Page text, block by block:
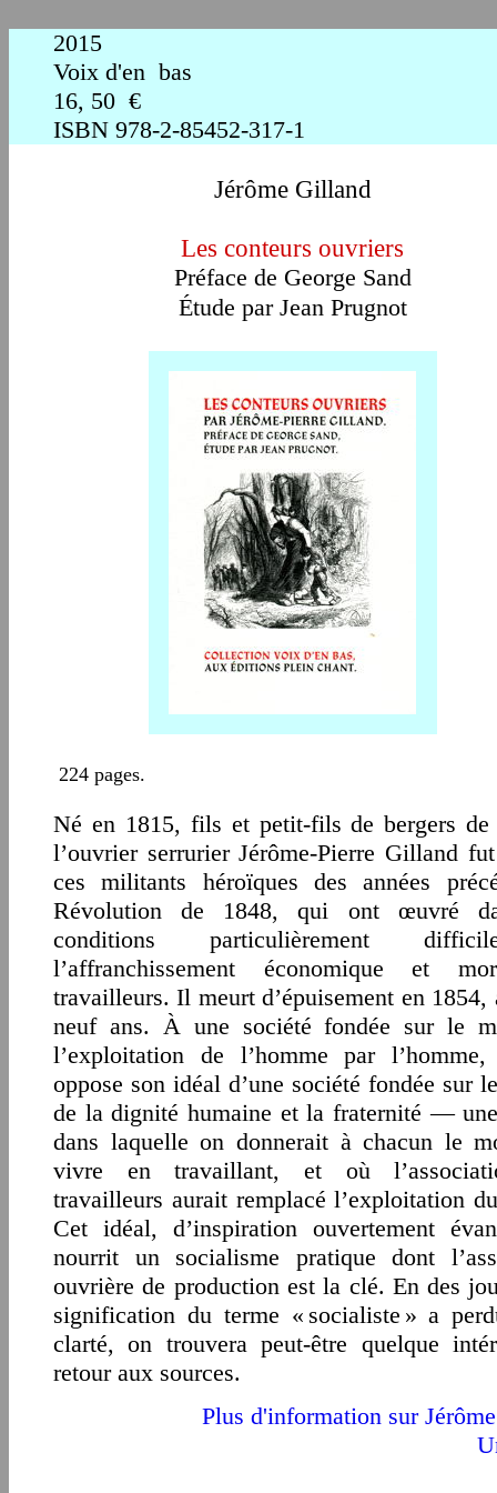
2015
Voix d'en bas
16, 50 €
ISBN 978-2-85452-317-1
Jérôme Gilland
Les conteurs ouvriers
Préface de George Sand
Étude par Jean Prugnot
224 pages.
Né en 1815, fils et petit-fils de bergers
l’ouvrier serrurier Jérôme-Pierre Gilland
ces militants héroïques des années
Révolution de 1848, qui ont œuvré
conditions particulièrement
l’affranchissement économique et
travailleurs.Il meurt d’épuisement en 1854,
neuf ans. À une société fondée sur le
l’exploitation de l’homme par
oppose son idéal d’une société fondée sur
de la dignité humaine et la fraternité —
dans laquelle on donnerait à chacun le
vivre en travaillant, et où
travailleurs aurait remplacé l’exploitation
Cet idéal, d’inspiration ouvertement
nourrit un socialisme pratique dont
ouvrière de production est la clé. En des
signification du terme « socialiste » a
clarté, on trouvera peut-être quelque
retour aux sources.
Plus d'information sur Jérôme